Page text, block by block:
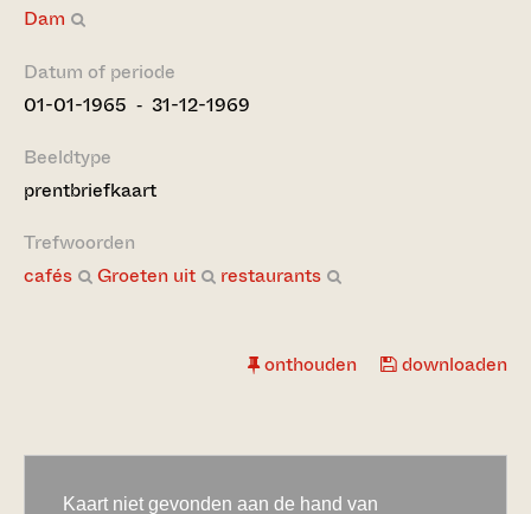
Dam
Datum of periode
01-01-1965 ‐ 31-12-1969
Beeldtype
prentbriefkaart
Trefwoorden
cafés
Groeten uit restaurants
onthouden downloaden